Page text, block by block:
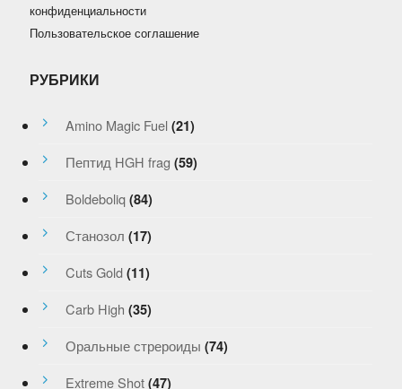
конфиденциальности
Пользовательское соглашение
РУБРИКИ
Amino Magic Fuel (21)
Пептид HGH frag (59)
Boldeboliq (84)
Станозол (17)
Cuts Gold (11)
Carb High (35)
Оральные стрероиды (74)
Extreme Shot (47)